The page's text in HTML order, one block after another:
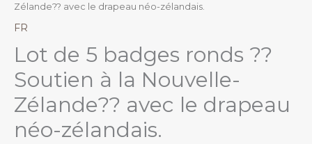
Zélande?? avec le drapeau néo-zélandais.
FR
Lot de 5 badges ronds ??
Soutien à la Nouvelle-
Zélande?? avec le drapeau
néo-zélandais.